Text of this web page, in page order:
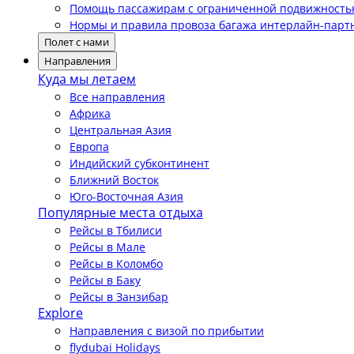
Помощь пассажирам с ограниченной
Нормы и правила провоза багажа интерлайн-
Полет с нами
Направления
Куда мы летаем
Все направления
Африка
Центральная Азия
Европа
Индийский субконтинент
Ближний Восток
Юго-Восточная Азия
Популярные места отдыха
Рейсы в Тбилиси
Рейсы в Мале
Рейсы в Коломбо
Рейсы в Баку
Рейсы в Занзибар
Explore
Направления с визой по прибытии
flydubai Holidays